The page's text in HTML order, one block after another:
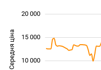
Середня ціна 10 000
15 000
20 000